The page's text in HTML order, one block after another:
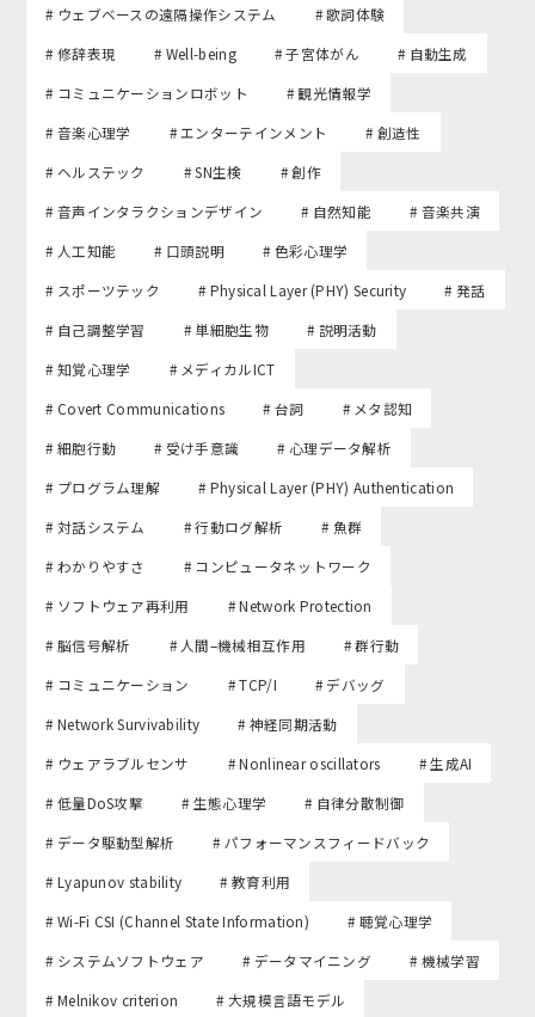
# ウェブベースの遠隔操作システム
# 歌詞体験
# 修辞表現
# Well-being # 子宮体がん
# 自動生成
# コミュニケーションロボット
# 観光情報学
# 音楽心理学
# エンターテインメント
# 創造性
# ヘルステック
# SN生検
# 創作
# 音声インタラクションデザイン
# 自然知能
# 音楽共演
# 人工知能
# 口頭説明
# 色彩心理学
# スポーツテック
# Physical Layer (PHY) Security
# 発話
# 自己調整学習
# 単細胞生物
# 説明活動
# 知覚心理学
# メディカルICT
# Covert Communications
# 台詞
# メタ認知
# 細胞行動
# 受け手意識
# 心理データ解析
# プログラム理解
# Physical Layer (PHY) Authentication
# 対話システム
# 行動ログ解析
# 魚群
# わかりやすさ
# コンピュータネットワーク
# ソフトウェア再利用
# Network Protection
# 脳信号解析
# 人間–機械相互作用
# 群行動
# コミュニケーション
# TCP/I
# デバッグ
# Network Survivability
# 神経同期活動
# ウェアラブルセンサ
# Nonlinear oscillators
# 生成AI
# 低量DoS攻撃
# 生態心理学
# 自律分散制御
# データ駆動型解析
# パフォーマンスフィードバック
# Lyapunov stability
# 教育利用
# Wi-Fi CSI (Channel State Information)
# 聴覚心理学
# システムソフトウェア
# データマイニング
# 機械学習
# Melnikov criterion
# 大規模言語モデル